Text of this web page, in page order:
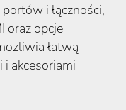
i łączności,
oraz opcje
łatwą
i akcesoriami